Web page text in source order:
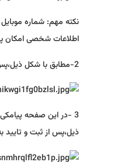
نکته مهم: شماره
اطلاعات شخصی امکان
2-مطابق با شکل ذیل،پس از وارد نمودن کد امنیتی و کلیک روي دکمه “ادامه” مشتري به صفحات بعدي هدایت خواهد شد.
3 -در این صفحه
ذیل،پس از ثبت و